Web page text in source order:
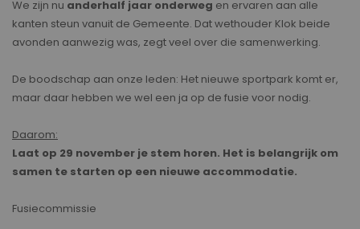
We zijn nu anderhalf jaar onderweg en ervaren aan alle
kanten steun vanuit de Gemeente. Dat wethouder Klok beide
avonden aanwezig was, zegt veel over die samenwerking.
De boodschap aan onze leden: Het nieuwe sportpark komt er,
maar daar hebben we wel een ja op de fusie voor nodig.
Daarom:
Laat op 29 november je stem horen. Het is belangrijk om
samen te starten op een nieuwe accommodatie.
Fusiecommissie